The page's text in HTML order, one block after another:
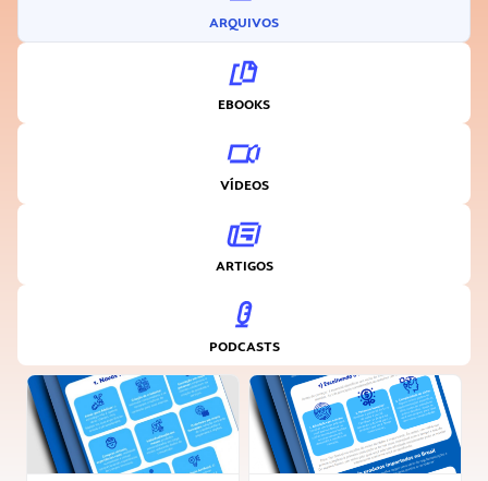
ARQUIVOS
EBOOKS
VÍDEOS
ARTIGOS
PODCASTS